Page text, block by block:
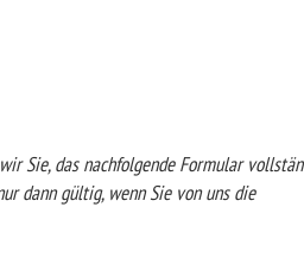
Sie, das nachfolgende Formular
dann gültig, wenn Sie von uns die